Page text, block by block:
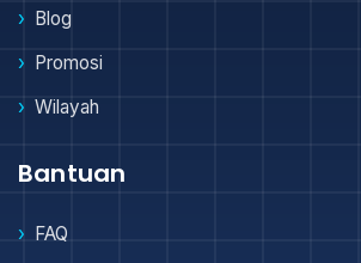
Blog
Promosi
Wilayah
Bantuan
FAQ